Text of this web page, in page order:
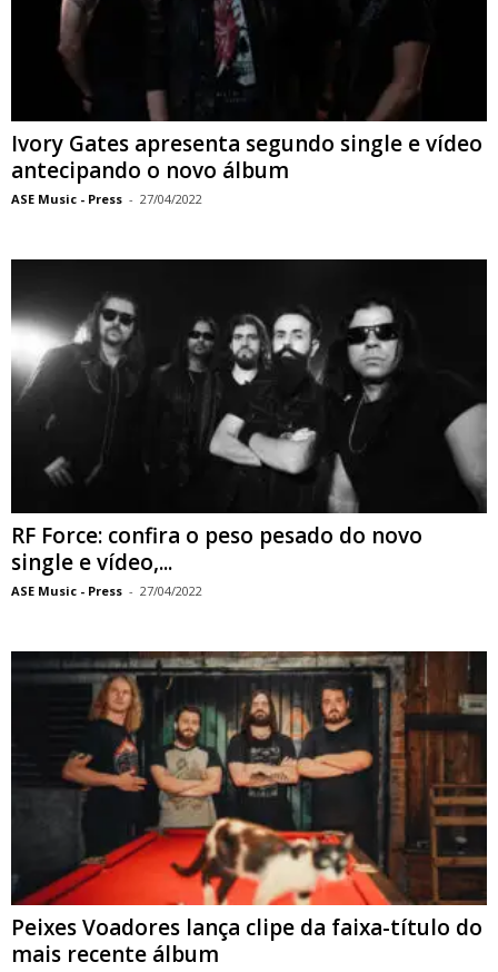
Ivory Gates apresenta segundo single e vídeo
antecipando o novo álbum
ASE Music - Press - 27/04/2022
RF Force: confira o peso pesado do novo
single e vídeo,...
ASE Music - Press - 27/04/2022
Peixes Voadores lança clipe da faixa-título do
mais recente álbum